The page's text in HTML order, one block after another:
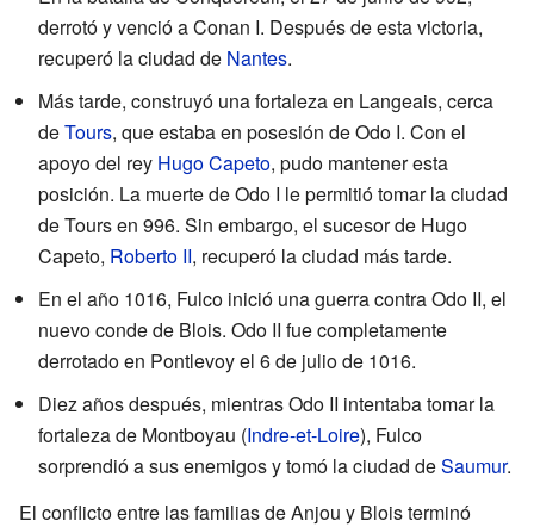
derrotó y venció a Conan I. Después de esta victoria,
recuperó la ciudad de Nantes.
Más tarde, construyó una fortaleza en Langeais, cerca
deTours, que estaba en posesión de Odo I. Con el
apoyo del rey Hugo Capeto, pudo mantener esta
posición. La muerte de Odo I le permitió tomar la ciudad
de Tours en 996. Sin embargo, el sucesor de Hugo
Capeto, Roberto II, recuperó la ciudad más tarde.
En el año 1016, Fulco inició una guerra contra Odo II, el
nuevo conde de Blois. Odo II fue completamente
derrotado en Pontlevoy el 6 de julio de 1016.
Diez años después, mientras Odo II intentaba tomar la
fortaleza de Montboyau (Indre-et-Loire), Fulco
sorprendió a sus enemigos y tomó la ciudad deSaumur.
El conflicto entre las familias de Anjou y Blois terminó